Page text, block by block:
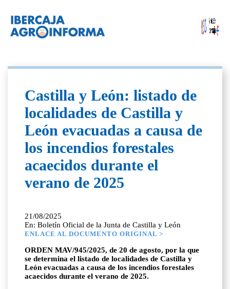
Castilla y León: listado de
localidades de Castilla y
León evacuadas a causa de
los incendios forestales
acaecidos durante el
verano de 2025
21/08/2025
En: Boletín Oficial de la Junta de Castilla y León
ENLACE AL DOCUMENTO ORIGINAL >
ORDEN MAV/945/2025, de 20 de agosto, por la que
se determina el listado de localidades de Castilla y
León evacuadas a causa de los incendios forestales
acaecidos durante el verano de 2025.